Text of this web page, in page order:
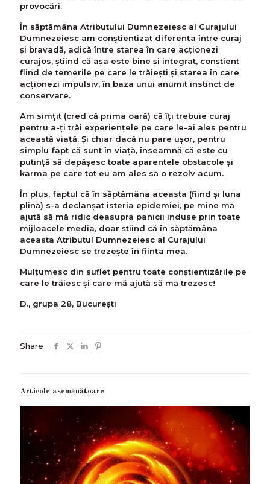
provocări.
În săptămâna Atributului Dumnezeiesc al Curajului
Dumnezeiesc am conștientizat diferența între curaj
și bravadă, adică între starea în care acționezi
curajos, știind că așa este bine și integrat, conștient
fiind de temerile pe care le trăiești și starea în care
acționezi impulsiv, în baza unui anumit instinct de
conservare.
Am simțit (cred că prima oară) că îţi trebuie curaj
pentru a-ți trăi experiențele pe care le-ai ales pentru
această viață. Și chiar dacă nu pare ușor, pentru
simplu fapt că sunt în viață, înseamnă că este cu
putință să depășesc toate aparentele obstacole și
karma pe care tot eu am ales să o rezolv acum.
În plus, faptul că în săptămâna aceasta (fiind şi luna
plină) s-a declanșat isteria epidemiei, pe mine mă
ajută să mă ridic deasupra panicii induse prin toate
mijloacele media, doar știind că în săptămâna
aceasta Atributul Dumnezeiesc al Curajului
Dumnezeiesc se trezește în ființa mea.
Mulțumesc din suflet pentru toate conștientizările pe
care le trăiesc și care mă ajută să mă trezesc!
D., grupa 28, București
Share
Articole asemănătoare